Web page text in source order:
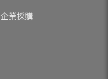
企業採購